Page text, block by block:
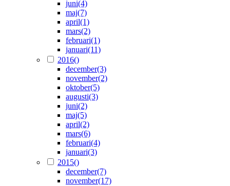
juni(4)
maj(7)
april(1)
mars(2)
februari(1)
januari(11)
2016()
december(3)
november(2)
oktober(5)
augusti(3)
juni(2)
maj(5)
april(2)
mars(6)
februari(4)
januari(3)
2015()
december(7)
november(17)